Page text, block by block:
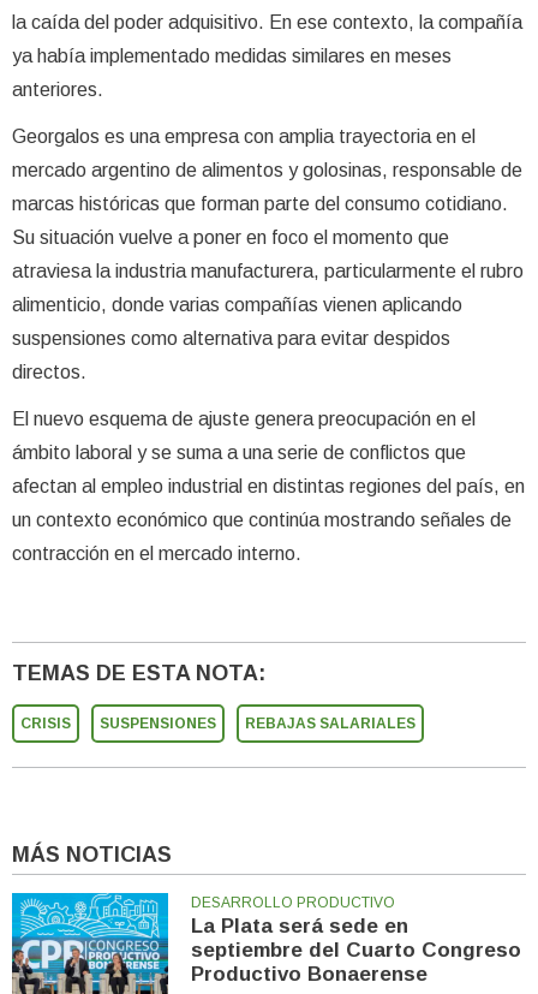
la caída del poder adquisitivo. En ese contexto, la compañía
ya había implementado medidas similares en meses
anteriores.
Georgalos es una empresa con amplia trayectoria en el
mercado argentino de alimentos y golosinas, responsable de
marcas históricas que forman parte del consumo cotidiano.
Su situación vuelve a poner en foco el momento que
atraviesa la industria manufacturera, particularmente el rubro
alimenticio, donde varias compañías vienen aplicando
suspensiones como alternativa para evitar despidos
directos.
El nuevo esquema de ajuste genera preocupación en el
ámbito laboral y se suma a una serie de conflictos que
afectan al empleo industrial en distintas regiones del país, en
un contexto económico que continúa mostrando señales de
contracción en el mercado interno.
TEMAS DE ESTA NOTA:
CRISIS SUSPENSIONES REBAJAS SALARIALES
MÁS NOTICIAS
DESARROLLO PRODUCTIVO
La Plata será sede en
septiembre del Cuarto Congreso
Productivo Bonaerense